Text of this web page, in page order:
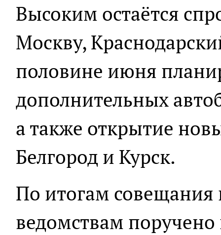
Высоким остаётся
Москву,
половине июня
дополнительных
а также открытие
Белгород и Курск.
По итогам
ведомствам поручено